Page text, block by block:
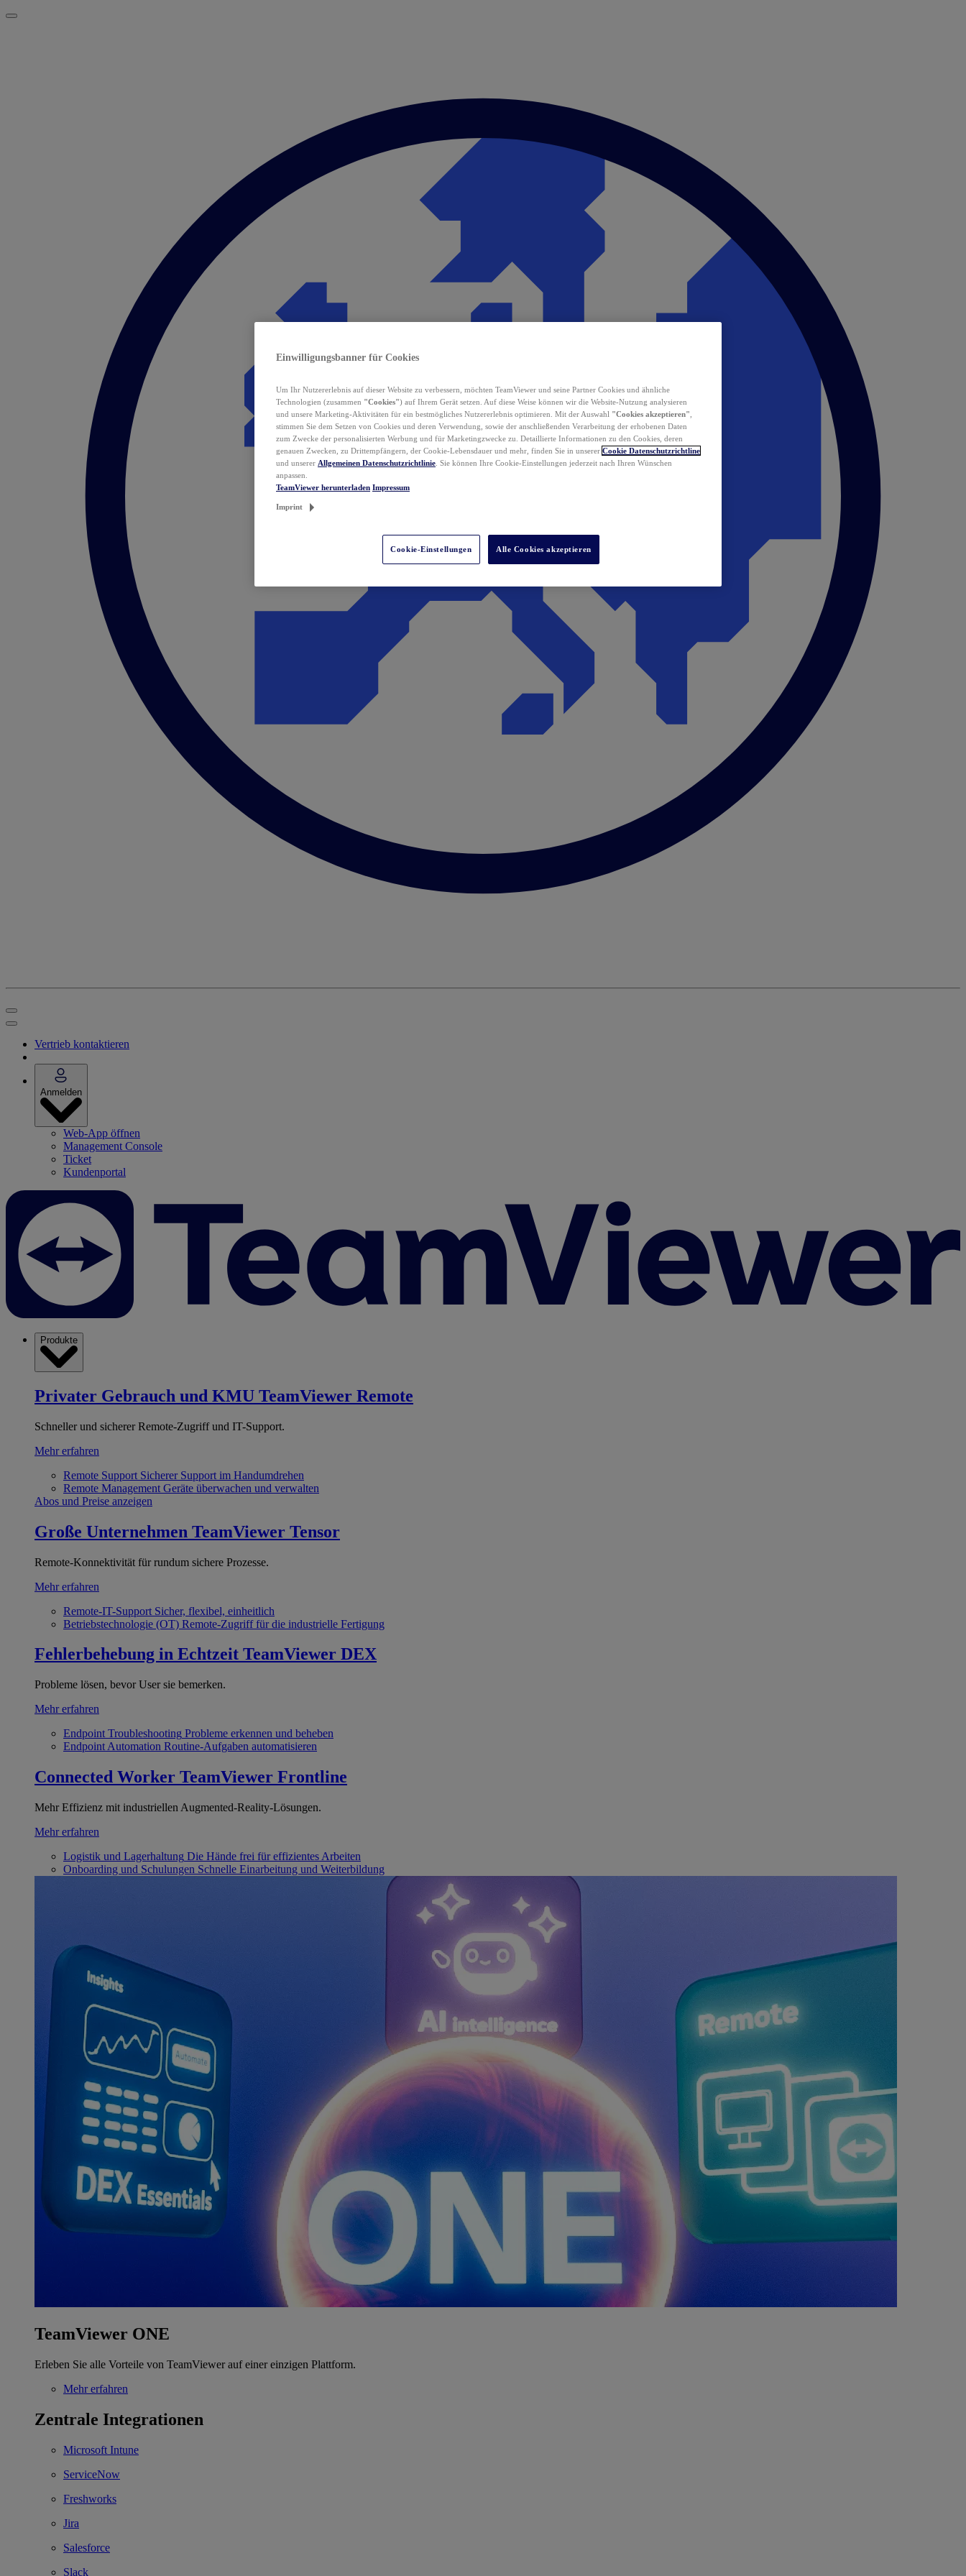
Vertrieb kontaktieren
Anmelden
Web-App öffnen
Management Console
Ticket
Kundenportal
Produkte
Privater Gebrauch und KMU TeamViewer Remote
Schneller und sicherer Remote-Zugriff und IT-Support.
Mehr erfahren
Remote Support Sicherer Support im Handumdrehen
Remote Management Geräte überwachen und verwalten
Abos und Preise anzeigen
Große Unternehmen TeamViewer Tensor
Remote-Konnektivität für rundum sichere Prozesse.
Mehr erfahren
Remote-IT-Support Sicher, flexibel, einheitlich
Betriebstechnologie (OT) Remote-Zugriff für die industrielle Fertigung
Fehlerbehebung in Echtzeit TeamViewer DEX
Probleme lösen, bevor User sie bemerken.
Mehr erfahren
Endpoint Troubleshooting Probleme erkennen und beheben
Endpoint Automation Routine-Aufgaben automatisieren
Connected Worker TeamViewer Frontline
Mehr Effizienz mit industriellen Augmented-Reality-Lösungen.
Mehr erfahren
Logistik und Lagerhaltung Die Hände frei für effizientes Arbeiten
Onboarding und Schulungen Schnelle Einarbeitung und Weiterbildung
TeamViewer ONE
Erleben Sie alle Vorteile von TeamViewer auf einer einzigen Plattform.
Mehr erfahren
Zentrale Integrationen
Microsoft Intune
ServiceNow
Freshworks
Jira
Salesforce
Slack
Einwilligungsbanner für Cookies
Um Ihr Nutzererlebnis auf dieser Website zu verbessern, möchten TeamViewer und seine Partner Cookies und ähnliche
Technologien (zusammen "Cookies") auf Ihrem Gerät setzen. Auf diese Weise können wir die Website-Nutzung analysieren
und unsere Marketing-Aktivitäten für ein bestmögliches Nutzererlebnis optimieren. Mit der Auswahl "Cookies akzeptieren"
stimmen Sie dem Setzen von Cookies und deren Verwendung, sowie der anschließenden Verarbeitung der erhobenen Daten
zum Zwecke der personalisierten Werbung und für Marketingzwecke zu. Detaillierte Informationen zu den Cookies, deren
genauen Zwecken, zu Drittempfängern, der Cookie-Lebensdauer und mehr, finden Sie in unserer Cookie Datenschutzrichtline
und unserer Allgemeinen Datenschutzrichtlinie . Sie können Ihre Cookie-Einstellungen jederzeit nach Ihren Wünschen
anpassen.
TeamViewer herunterladen Impressum
Imprint
Cookie-Einstellungen Alle Cookies akzeptieren